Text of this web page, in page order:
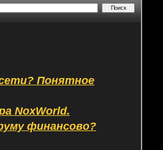
Понятное
NoxWorld.
финансово?